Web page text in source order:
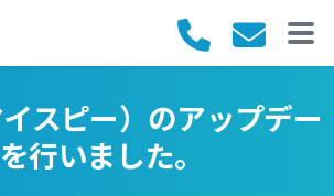
スピー）のアップデー
行いました。